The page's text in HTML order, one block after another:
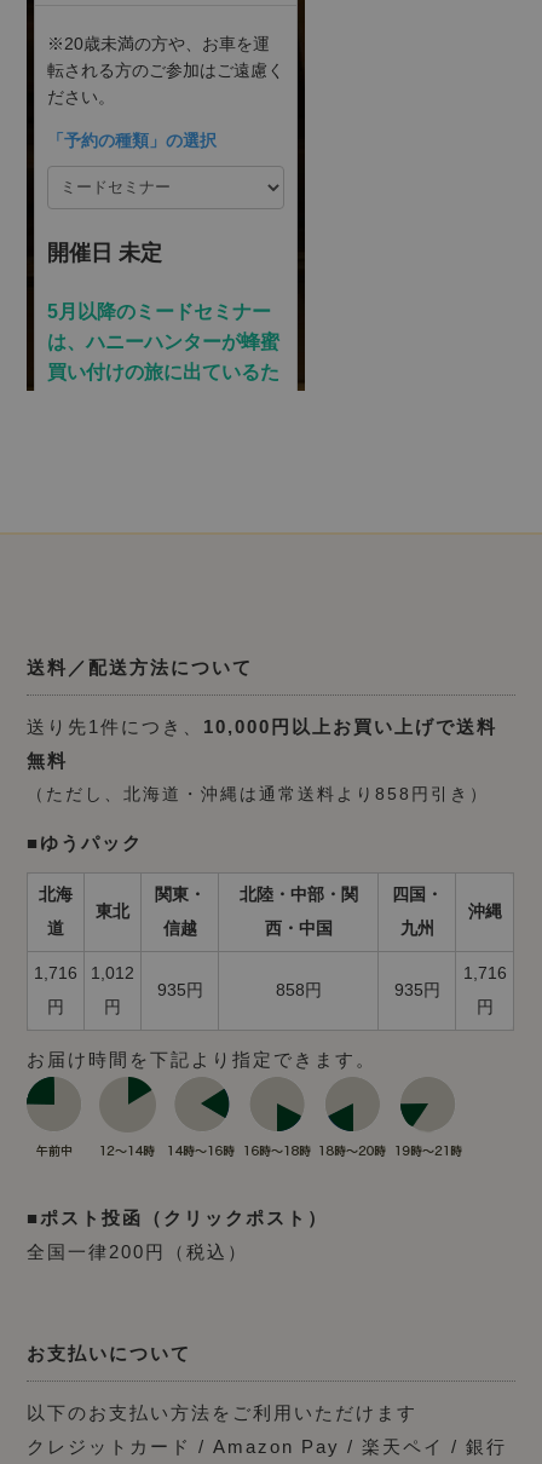
送料／配送方法について
送り先1件につき、 10,000円以上お買い上げで送料
無料
（ただし、北海道・沖縄は通常送料より858円引き）
■ゆうパック
北海
道
東北
関東・
信越
北陸・中部・関
西・中国
四国・
九州
沖縄
1,716
円
1,012
円
935円 858円 935円
1,716
円
お届け時間を下記より指定できます。
■ポスト投函（クリックポスト）
全国一律200円（税込）
お支払いについて
以下のお支払い方法をご利用いただけます
クレジットカード / Amazon Pay / 楽天ペイ / 銀行